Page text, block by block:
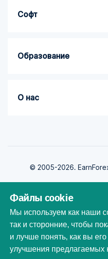
Софт
Образование
О нас
© 2005-2026.
Разработан
Файлы cookie
Мы используем как наши
так и сторонние, чтобы
и лучше понять, как вы
улучшения предлагаемых